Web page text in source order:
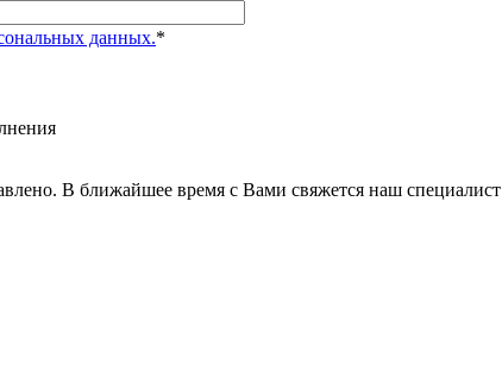
данных.*
В ближайшее время с Вами свяжется наш специалист